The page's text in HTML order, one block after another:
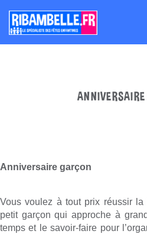
Anniversaire garçon
Vous voulez à tout prix réussir la
petit garçon qui approche à
temps et le savoir-faire pour